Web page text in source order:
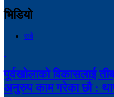
भिडियो
सबै
पूर्वखोलाको विकासलाई
अनुरुप काम गरेका छौ :